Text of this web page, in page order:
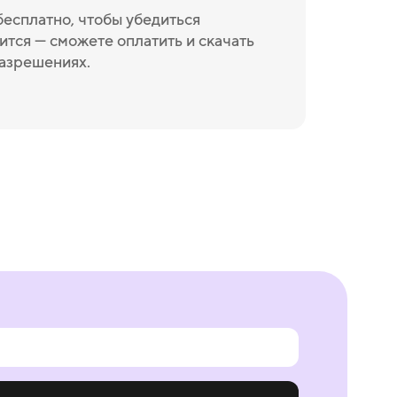
чтобы убедиться
— сможете оплатить и скачать